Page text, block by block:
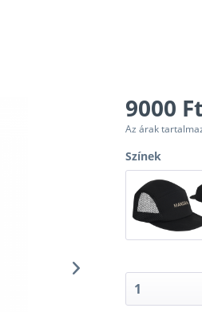
9000
Az árak
Színek